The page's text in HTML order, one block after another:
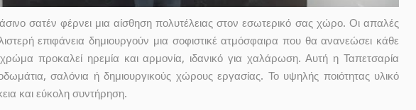
σατέν φέρνει μια αίσθηση πολυτέλειας στον εσωτερικό σας χώρο. Οι απαλές
επιφάνεια δημιουργούν μια σοφιστικέ ατμόσφαιρα που θα ανανεώσει κάθε
προκαλεί ηρεμία και αρμονία, ιδανικό για χαλάρωση. Αυτή η Ταπετσαρία
σαλόνια ή δημιουργικούς χώρους εργασίας. Το υψηλής ποιότητας υλικό
και εύκολη συντήρηση.